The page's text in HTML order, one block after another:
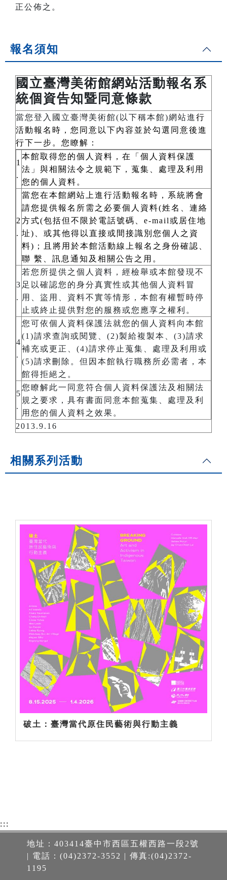
正公佈之。
報名須知
國立臺灣美術館網站活動報名系
統個資告知暨同意條款
當您登入國立臺灣美術館(以下稱本館)網站進行
活動報名時，您同意以下內容並於勾選同意後進
行下一步。您瞭解：
1
.
本館取得您的個人資料，在「個人資料保護
法」與相關法令之規範下，蒐集、處理及利用
您的個人資料。
2
.
當您在本館網站上進行活動報名時，系統將會
請您提供報名所需之必要個人資料(姓名、連絡
方式(包括但不限於電話號碼、e-mail或居住地
址)、或其他得以直接或間接識別您個人之資
料)；且將用於本館活動線上報名之身份確認、
聯 繫、訊息通知及相關公告之用。
3
.
若您所提供之個人資料，經檢舉或本館發現不
足以確認您的身分真實性或其他個人資料冒
用、盜用、資料不實等情形，本館有權暫時停
止或終止提供對您的服務或您應享之權利。
4
.
您可依個人資料保護法就您的個人資料向本館
(1)請求查詢或閱覽、(2)製給複製本、(3)請求
補充或更正、(4)請求停止蒐集、處理及利用或
(5)請求刪除。但因本館執行職務所必需者，本
館得拒絕之。
5
.
您瞭解此一同意符合個人資料保護法及相關法
規之要求，具有書面同意本館蒐集、處理及利
用您的個人資料之效果。
2013.9.16
相關系列活動
破土：臺灣當代原住民藝術與行動主義
:::
地址：403414臺中市西區五權西路一段2號
| 電話：(04)2372-3552 | 傳真:(04)2372-
1195